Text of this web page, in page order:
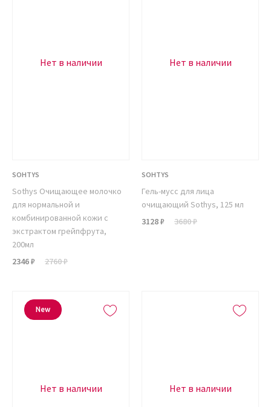
Нет в наличии
SOHTYS
Sothys Очищающее молочко
для нормальной и
комбинированной кожи с
экстрактом грейпфрута,
200мл
2346 ₽
2760 ₽
Нет в наличии
SOHTYS
Гель-мусс для лица
очищающий Sothys, 125 мл
3128 ₽
3680 ₽
Нет в наличии
New
Нет в наличии